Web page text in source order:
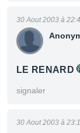
30 Aout 2003 à
LE RENARD
signaler
30 Aout 2003 à